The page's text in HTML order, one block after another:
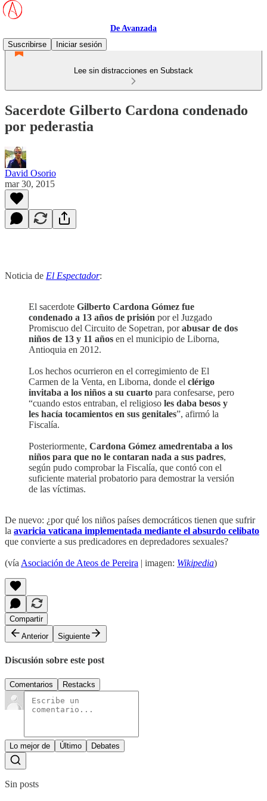
De Avanzada
Suscribirse
Iniciar sesión
Lee sin distracciones en Substack
Sacerdote Gilberto Cardona condenado
por pederastia
David Osorio
mar 30, 2015
Noticia de El Espectador:
El sacerdote Gilberto Cardona Gómez fue
condenado a 13 años de prisión por el Juzgado
Promiscuo del Circuito de Sopetran, porabusar de dos
niños de 13 y 11 años en el municipio de Liborna,
Antioquia en 2012.
Los hechos ocurrieron en el corregimiento de El
Carmen de la Venta, en Liborna, donde el clérigo
invitaba a los niños a su cuarto para confesarse, pero
“cuando estos entraban, el religioso les daba besos y
les hacía tocamientos en sus genitales”, afirmó la
Fiscalía.
Posteriormente, Cardona Gómez amedrentaba a los
niños para que no le contaran nada a sus padres,
según pudo comprobar la Fiscalía, que contó con el
suficiente material probatorio para demostrar la versión
de las víctimas.
De nuevo: ¿por qué los niños países democráticos tienen que sufrir
la avaricia vaticana implementada mediante el absurdo celibato
que convierte a sus predicadores en depredadores sexuales?
(vía Asociación de Ateos de Pereira | imagen: Wikipedia)
Compartir
Anterior
Siguiente
Discusión sobre este post
Comentarios Restacks
Lo mejor de Último Debates
Sin posts